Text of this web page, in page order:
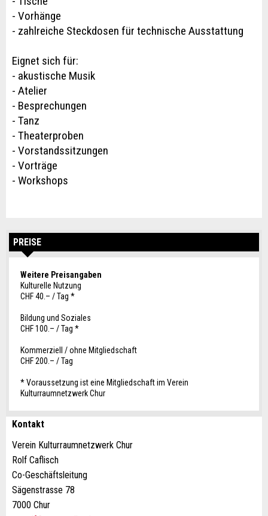
- Vorhänge
- zahlreiche Steckdosen für technische Ausstattung
Eignet sich für:
- akustische Musik
- Atelier
- Besprechungen
- Tanz
- Theaterproben
- Vorstandssitzungen
- Vorträge
- Workshops
PREISE
Weitere Preisangaben
Kulturelle Nutzung
CHF 40.– / Tag *
Bildung und Soziales
CHF 100.– / Tag *
Kommerziell / ohne Mitgliedschaft
CHF 200.– / Tag
* Voraussetzung ist eine Mitgliedschaft im Verein
Kulturraumnetzwerk Chur
Anzeige beanstanden
Ihr Feedback wird sehr geschätzt!
Allgemeines Feedback
Anzeige weiterempfehlen
Empfehlen Sie diese Anzeige an Freunde weiter.
Kontakt
Verein Kulturraumnetzwerk Chur
Rolf Caflisch
Co-Geschäftsleitung
Sägenstrasse 78
7000 Chur